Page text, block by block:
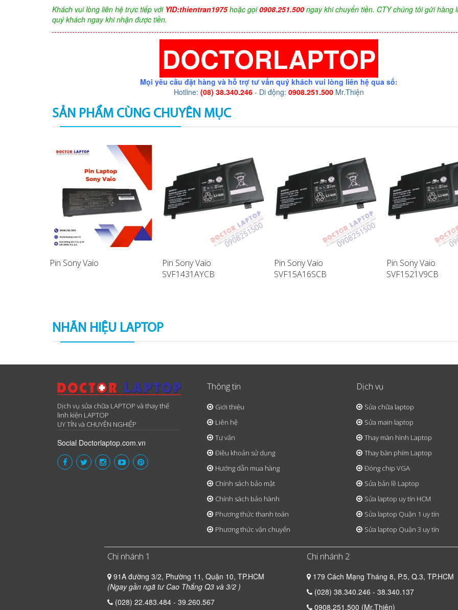
Khách vui lòng liên hệ trực tiếp với YID:thientran1975hoặc gọi0908.251.500 ngay khi chuyển tiền. CTY chúng tôi gửi hàng
quý khách ngay khi nhận được tiền.
DOCTORLAPTOP
Mọi yêu cầu đặt hàng và hỗ trợ tư vấn quý khách vui lòng liên hệ qua số:
Hotline: (08) 38.340.246- Di động: 0908.251.500Mr.Thiện
SẢN PHẨM CÙNG CHUYÊN MỤC
Pin Sony Vaio
Pin Sony Vaio
SVF1431AYCB
Pin Sony Vaio
SVF15A16SCB
Pin Sony Vaio
SVF1521V9CB
NHÃN HIỆU LAPTOP
Dịch vụ sửa chữa LAPTOP và thay thế
linh kiện LAPTOP
UY TÍN và CHUYÊN NGHIỆP
Social Doctorlaptop.com.vn
Thông tin
Giới thiệu
Liên hệ
Tư vấn
Điều khoản sử dụng
Hướng dẫn mua hàng
Chính sách bảo mật
Chính sách bảo hành
Phương thức thanh toán
Phương thức vận chuyển
Dịch vụ
Sửa chữa laptop
Sửa main laptop
Thay màn hình Laptop
Thay bàn phím Laptop
Đóng chip VGA
Sửa bản lề Laptop
Sửa laptop uy tín HCM
Sửa laptop Quận 1 uy tín
Sửa laptop Quận 3 uy tín
Chi nhánh 1
91A đường 3/2, Phường 11, Quận 10, TP.HCM
(Ngay gần ngã tư Cao Thắng Q3 và 3/2 )
(028) 22.483.484 - 39.260.567
Chi nhánh 2
179 Cách Mạng Tháng 8, P.5, Q.3, TP.HCM
(028) 38.340.246 - 38.340.137
0908.251.500 (Mr.Thiện)